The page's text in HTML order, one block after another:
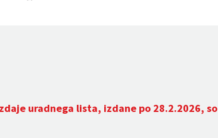
uradnega lista, izdane po 28.2.2026, so